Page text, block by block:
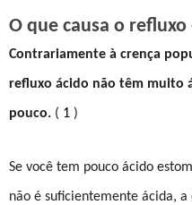
O que causa o refluxo
Contrariamente à crença
refluxo ácido não têm muito
pouco. ( 1 )
Se você tem pouco ácido
não é suficientemente ácida,